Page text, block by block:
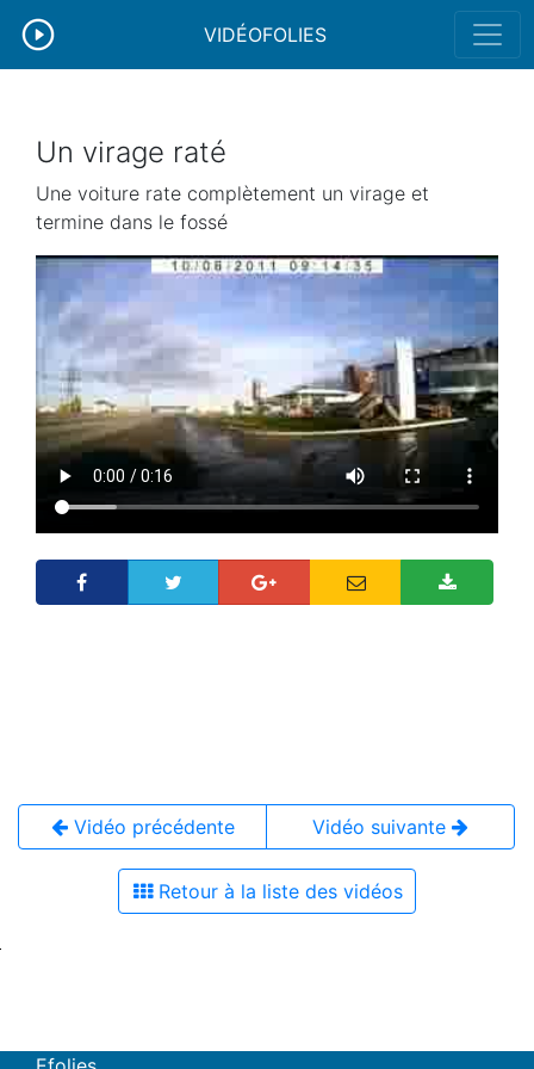
VIDÉOFOLIES
Un virage raté
Une voiture rate complètement un virage et
termine dans le fossé
Vidéo précédente Vidéo suivante
Retour à la liste des vidéos